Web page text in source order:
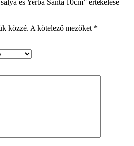
és Yerba Santa 10cm” értékelése
közzé. A kötelező mezőket *